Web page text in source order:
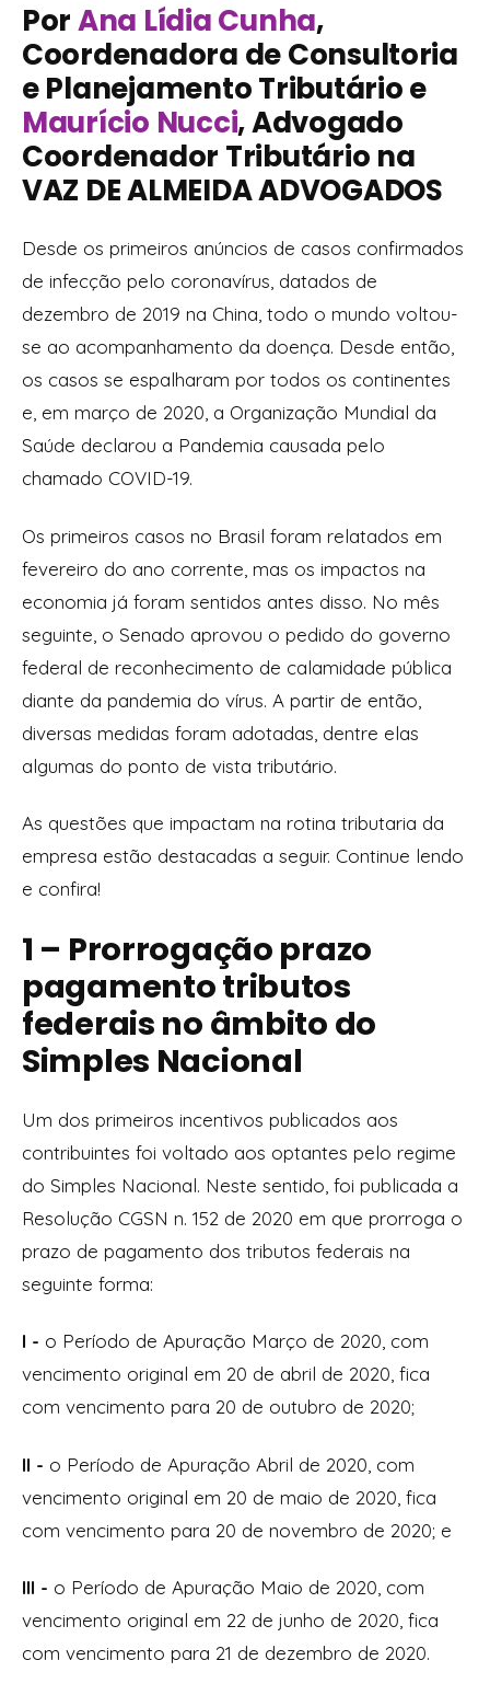
PorAna Lídia Cunha,
Coordenadora de Consultoria
e Planejamento Tributário e
Maurício Nucci, Advogado
Coordenador Tributário na
VAZ DE ALMEIDA ADVOGADOS
Desde os primeiros anúncios de casos confirmados
de infecção pelo coronavírus, datados de
dezembro de 2019 na China, todo o mundo voltou-
se ao acompanhamento da doença. Desde então,
os casos se espalharam por todos os continentes
e, em março de 2020, a Organização Mundial da
Saúde declarou a Pandemia causada pelo
chamado COVID-19.
Os primeiros casos no Brasil foram relatados em
fevereiro do ano corrente, mas os impactos na
economia já foram sentidos antes disso. No mês
seguinte, o Senado aprovou o pedido do governo
federal de reconhecimento de calamidade pública
diante da pandemia do vírus. A partir de então,
diversas medidas foram adotadas, dentre elas
algumas do ponto de vista tributário.
As questões que impactam na rotina tributaria da
empresa estão destacadas a seguir. Continue lendo
e confira!
1 – Prorrogação prazo
pagamento tributos
federais no âmbito do
Simples Nacional
Um dos primeiros incentivos publicados aos
contribuintes foi voltado aos optantes pelo regime
do Simples Nacional. Neste sentido, foi publicada a
Resolução CGSN n. 152 de 2020 em que prorroga o
prazo de pagamento dos tributos federais na
seguinte forma:
I - o Período de Apuração Março de 2020, com
vencimento original em 20 de abril de 2020, fica
com vencimento para 20 de outubro de 2020;
II - o Período de Apuração Abril de 2020, com
vencimento original em 20 de maio de 2020, fica
com vencimento para 20 de novembro de 2020; e
III - o Período de Apuração Maio de 2020, com
vencimento original em 22 de junho de 2020, fica
com vencimento para 21 de dezembro de 2020.